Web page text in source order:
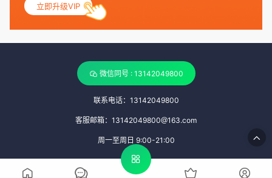
立即升级VIP
微信同号 : 13142049800
联系电话：13142049800
客服邮箱：13142049800@163.com
周一至周日 9:00-21:00